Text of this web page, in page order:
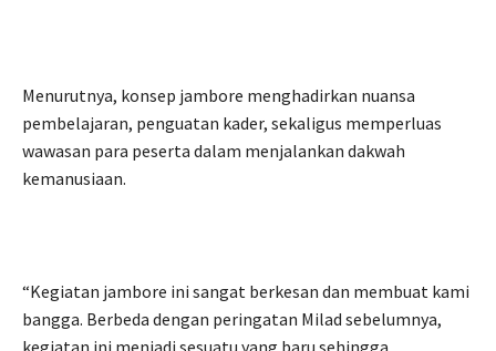
Menurutnya, konsep jambore menghadirkan nuansa
pembelajaran, penguatan kader, sekaligus memperluas
wawasan para peserta dalam menjalankan dakwah
kemanusiaan.
“Kegiatan jambore ini sangat berkesan dan membuat kami
bangga. Berbeda dengan peringatan Milad sebelumnya,